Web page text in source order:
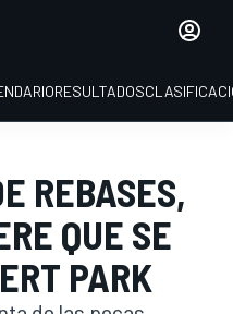
RESULTADOS
REBASES,
QUE SE
PARK